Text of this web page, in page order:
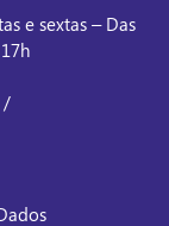
e sextas – Das
/